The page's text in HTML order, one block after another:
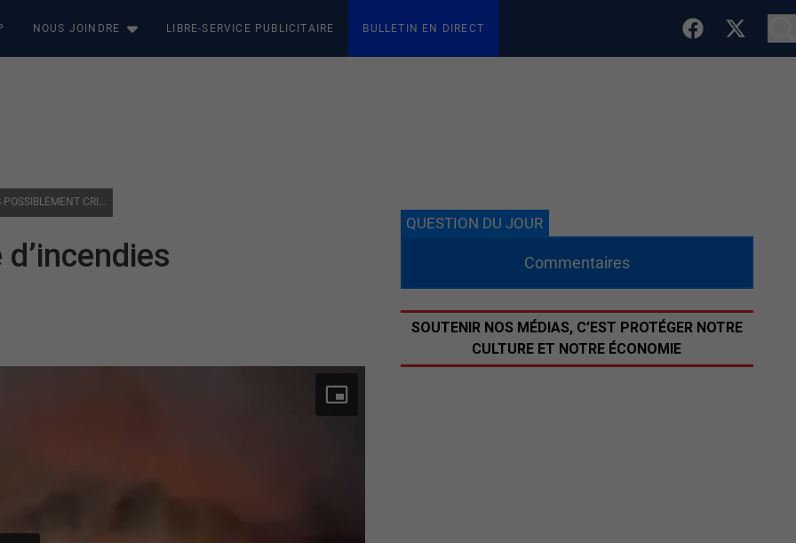
NOUS JOINDRE LIBRE-SERVICE PUBLICITAIRE BULLETIN EN DIRECT
VAL-D’OR : NOUVELLE VAGUE D’INCENDIES POSSIBLEMENT CRIMINELS
QUESTION DU JOUR
Commentaires
SOUTENIR NOS MÉDIAS, C’EST PROTÉGER NOTRE
CULTURE ET NOTRE ÉCONOMIE